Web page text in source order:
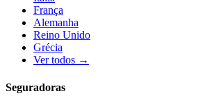
França
Alemanha
Reino Unido
Grécia
Ver todos →
Seguradoras